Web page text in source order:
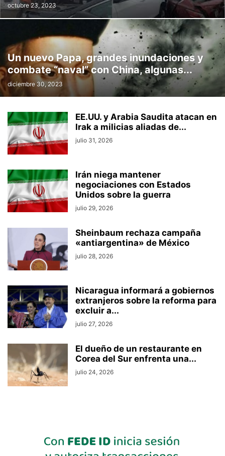
octubre 23, 2023
Un nuevo Papa, grandes inundaciones y
combate “naval” con China, algunas...
diciembre 30, 2023
EE.UU. y Arabia Saudita atacan en
Irak a milicias aliadas de...
julio 31, 2026
Irán niega mantener
negociaciones con Estados
Unidos sobre la guerra
julio 29, 2026
Sheinbaum rechaza campaña
«antiargentina» de México
julio 28, 2026
Nicaragua informará a gobiernos
extranjeros sobre la reforma para
excluir a...
julio 27, 2026
El dueño de un restaurante en
Corea del Sur enfrenta una...
julio 24, 2026